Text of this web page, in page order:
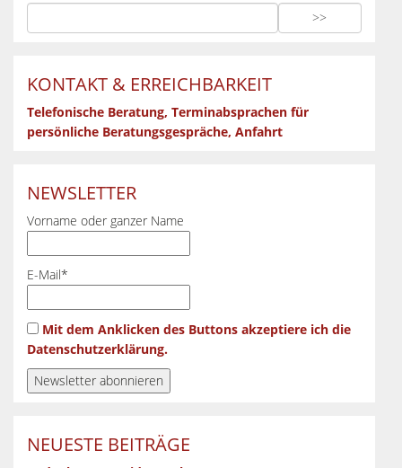
KONTAKT & ERREICHBARKEIT
Telefonische Beratung, Terminabsprachen für
persönliche Beratungsgespräche, Anfahrt
NEWSLETTER
Vorname oder ganzer Name
E-Mail*
Mit dem Anklicken des Buttons akzeptiere ich die
Datenschutzerklärung.
NEUESTE BEITRÄGE